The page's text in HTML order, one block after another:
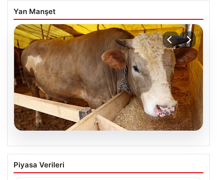
Yan Manşet
Kurbanlık fiyatları il il sorgulama ekranı
2026: Büyükbaş ve küçükbaş canlı kilo
Piyasa Verileri